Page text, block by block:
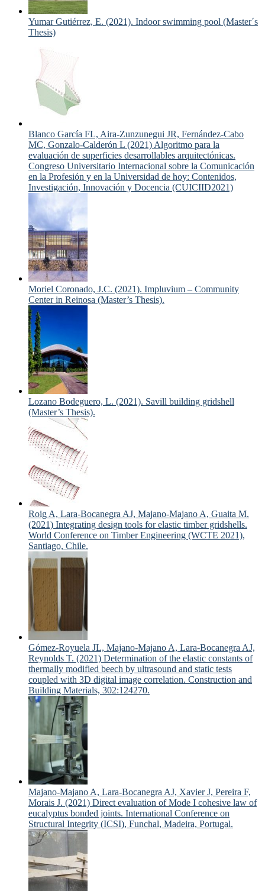
Yumar Gutiérrez, E. (2021). Indoor swimming pool (Master´s
Thesis)
Blanco García FL, Aira-Zunzunegui JR, Fernández-Cabo
MC, Gonzalo-Calderón L (2021) Algoritmo para la
evaluación de superficies desarrollables arquitectónicas.
Congreso Universitario Internacional sobre la Comunicación
en la Profesión y en la Universidad de hoy: Contenidos,
Investigación, Innovación y Docencia (CUICIID2021)
Moriel Coronado, J.C. (2021). Impluvium – Community
Center in Reinosa (Master’s Thesis).
Lozano Bodeguero, L. (2021). Savill building gridshell
(Master’s Thesis).
Roig A, Lara-Bocanegra AJ, Majano-Majano A, Guaita M.
(2021) Integrating design tools for elastic timber gridshells.
World Conference on Timber Engineering (WCTE 2021),
Santiago, Chile.
Gómez-Royuela JL, Majano-Majano A, Lara-Bocanegra AJ,
Reynolds T. (2021) Determination of the elastic constants of
thermally modified beech by ultrasound and static tests
coupled with 3D digital image correlation. Construction and
Building Materials, 302:124270.
Majano-Majano A, Lara-Bocanegra AJ, Xavier J, Pereira F,
Morais J. (2021) Direct evaluation of Mode I cohesive law of
eucalyptus bonded joints. International Conference on
Structural Integrity (ICSI), Funchal, Madeira, Portugal.